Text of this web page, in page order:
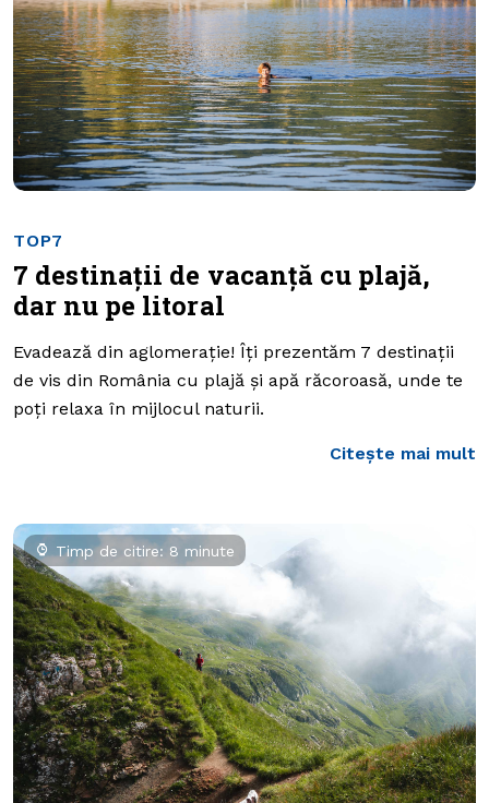
TOP7
7 destinații de vacanță cu plajă,
dar nu pe litoral
Evadează din aglomerație! Îți prezentăm 7 destinații
de vis din România cu plajă și apă răcoroasă, unde te
poți relaxa în mijlocul naturii.
Citește mai mult
Timp de citire: 8 minute